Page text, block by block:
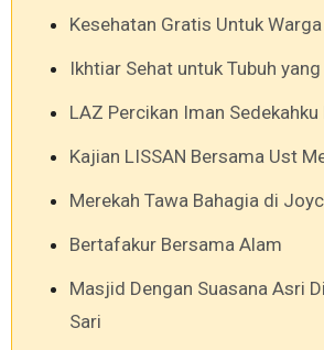
Kesehatan Gratis Untuk
Ikhtiar Sehat untuk Tubuh
LAZ Percikan Iman Sedekahku
Kajian LISSAN Bersama Ust
Merekah Tawa Bahagia di
Bertafakur Bersama Alam
Masjid Dengan Suasana Asri
Sari